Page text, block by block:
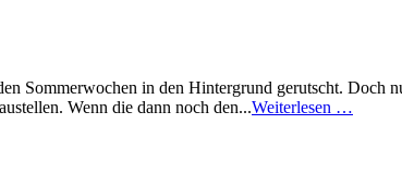
Sommerwochen in den Hintergrund gerutscht. Doch
Wenn die dann noch den...Weiterlesen …